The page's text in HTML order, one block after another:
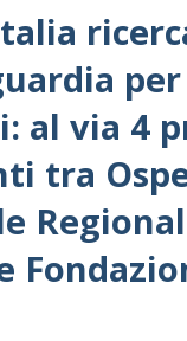
al via 4
tra